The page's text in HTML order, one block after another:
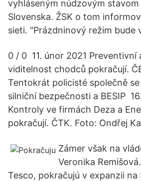
vyhláseným núdzovým stavom
Slovenska. ŽSK o tom
sieti. "Prázdninový režim bude
0 / 0 11. únor 2021 Preventivní
viditelnost chodců pokračují.
Tentokrát policisté společně
silniční bezpečnosti a BESIP
Kontroly ve firmách Deza a
pokračují. ČTK. Foto: Ondřej
Zámer však na
Veronika
Tesco, pokračujú v expanzii na